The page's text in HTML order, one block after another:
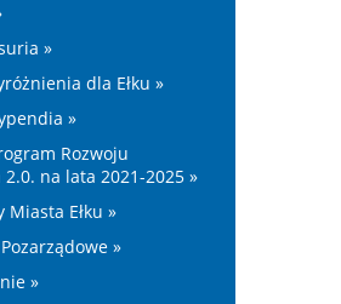
»
dla Ełku »
»
Rozwoju
na lata 2021-2025 »
Miasta Ełku »
»
»